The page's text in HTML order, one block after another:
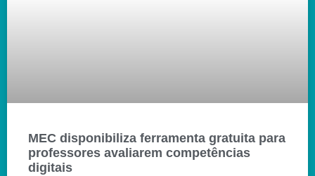
MEC disponibiliza ferramenta gratuita para
professores avaliarem competências
digitais